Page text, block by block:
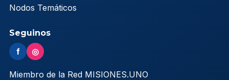
Nodos Temáticos
Seguinos
f ◎
Miembro de la Red MISIONES.UNO